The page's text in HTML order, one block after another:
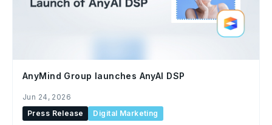
AnyMind Group launches AnyAI DSP
Jun 24, 2026
Press Release
Digital Marketing